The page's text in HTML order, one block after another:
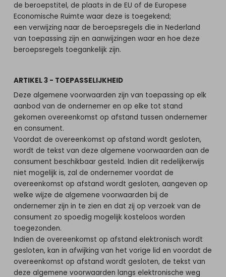
de beroepstitel, de plaats in de EU of de Europese
Economische Ruimte waar deze is toegekend;
een verwijzing naar de beroepsregels die in Nederland
van toepassing zijn en aanwijzingen waar en hoe deze
beroepsregels toegankelijk zijn.
ARTIKEL 3 - TOEPASSELIJKHEID
Deze algemene voorwaarden zijn van toepassing op elk
aanbod van de ondernemer en op elke tot stand
gekomen overeenkomst op afstand tussen ondernemer
en consument.
Voordat de overeenkomst op afstand wordt gesloten,
wordt de tekst van deze algemene voorwaarden aan de
consument beschikbaar gesteld. Indien dit redelijkerwijs
niet mogelijk is, zal de ondernemer voordat de
overeenkomst op afstand wordt gesloten, aangeven op
welke wijze de algemene voorwaarden bij de
ondernemer zijn in te zien en dat zij op verzoek van de
consument zo spoedig mogelijk kosteloos worden
toegezonden.
Indien de overeenkomst op afstand elektronisch wordt
gesloten, kan in afwijking van het vorige lid en voordat de
overeenkomst op afstand wordt gesloten, de tekst van
deze algemene voorwaarden langs elektronische weg